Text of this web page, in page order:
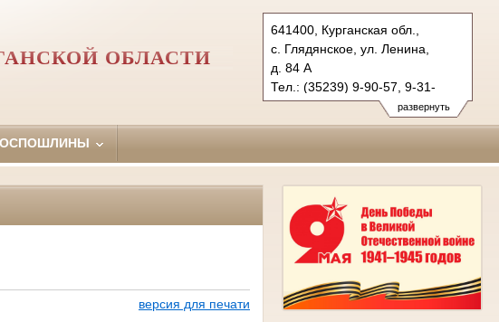
развернуть
641400, Курганская обл.,
с. Глядянское, ул. Ленина,
д. 84 А
Тел.: (35239) 9-90-57, 9-31-
24 (ф.)
pritobolny.krg@sudrf.ru
ОБЛАСТИ
версия для печати